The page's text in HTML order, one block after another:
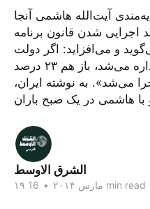
آیت‌الله هاشمی آنجا
که از ۲۳ درصد اجرایی شدن قانون برنامه
سخن می‌گوید و می‌افزاید: اگر دولت
هم نداشتیم و کشور دیمی اداره می‌شد، باز هم ۲۳ درصد
می‌شد». به نوشته ایران،
الشرق الاوسط
۱۹ مارس ۲۰۱۴ • 16 min read